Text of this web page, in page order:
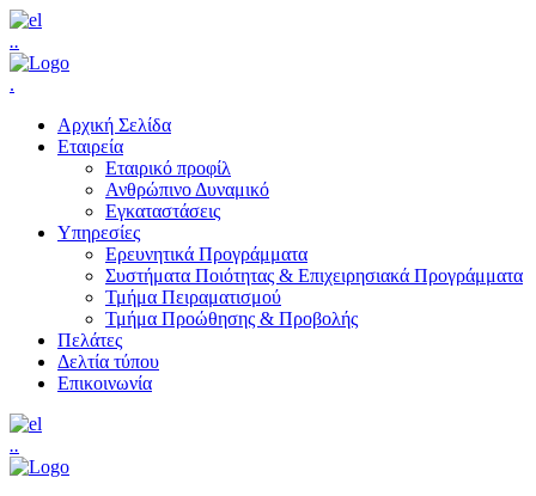
..
.
Αρχική Σελίδα
Εταιρεία
Εταιρικό προφίλ
Ανθρώπινο Δυναμικό
Εγκαταστάσεις
Υπηρεσίες
Ερευνητικά Προγράμματα
Συστήματα Ποιότητας & Επιχειρησιακά Προγράμματα
Τμήμα Πειραματισμού
Τμήμα Προώθησης & Προβολής
Πελάτες
Δελτία τύπου
Επικοινωνία
..